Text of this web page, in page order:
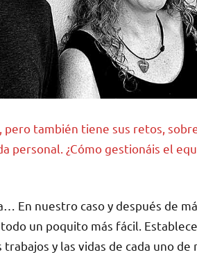
pero también tiene sus retos,
personal. ¿Cómo gestionáis el
En nuestro caso y después de
un poquito más fácil.
y las vidas de cada uno